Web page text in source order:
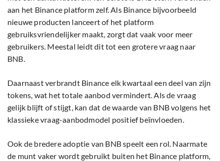
aan het Binance platform zelf. Als Binance bijvoorbeeld
nieuwe producten lanceert of het platform
gebruiksvriendelijker maakt, zorgt dat vaak voor meer
gebruikers. Meestal leidt dit tot een grotere vraag naar
BNB.
Daarnaast verbrandt Binance elk kwartaal een deel van zijn
tokens, wat het totale aanbod vermindert. Als de vraag
gelijk blijft of stijgt, kan dat de waarde van BNB volgens het
klassieke vraag-aanbodmodel positief beïnvloeden.
Ook de bredere adoptie van BNB speelt een rol. Naarmate
de munt vaker wordt gebruikt buiten het Binance platform,